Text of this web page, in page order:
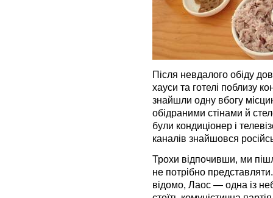
Після невдалого обіду
хауси та готелі поблизу
знайшли одну вбогу
обідраними стінами й
були кондиціонер і
каналів знайшовся
Трохи відпочивши, ми
не потрібно
відомо, Лаос — одна із